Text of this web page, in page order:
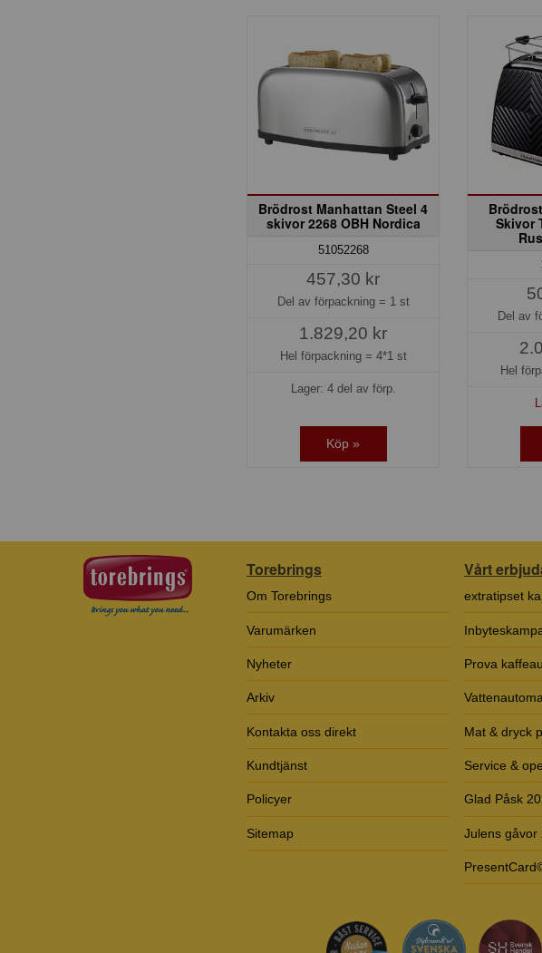
Brödrost Manhattan Steel 4
skivor 2268 OBH Nordica
51052268
457,30 kr
Del av förpackning = 1 st
1.829,20 kr
Hel förpackning = 4*1 st
Lager: 4 del av förp.
Köp »
Skivor
Del av
Hel
Torebrings
Om Torebrings
Varumärken
Nyheter
Arkiv
Kontakta oss direkt
Kundtjänst
Policyer
Sitemap
Vårt
extratipset
Prova
Mat & dryck
Service &
Glad Påsk
Julens gåvor